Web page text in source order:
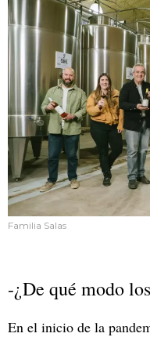
Familia Salas
-¿De qué modo
En el inicio de la